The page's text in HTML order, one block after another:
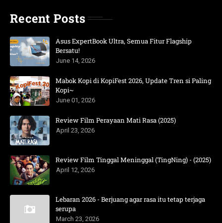
Recent Posts
Asus ExpertBook Ultra, Semua Fitur Flagship
Bersatu!
June 14, 2026
Mabok Kopi di KopiFest 2026, Update Tren si Paling
Kopi~
June 01, 2026
Review Film Perayaan Mati Rasa (2025)
April 23, 2026
Review Film Tinggal Meninggal (TingNing) - (2025)
April 12, 2026
Lebaran 2026 - Berjuang agar rasa itu tetap terjaga
serupa
March 23, 2026